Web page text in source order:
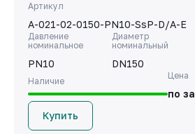
Артикул
A-021-02-0150-PN10-SsP-D/A-E
Давление
номинальное
PN10
Диаметр
номинальный
DN150
Наличие
Цена
по
Купить